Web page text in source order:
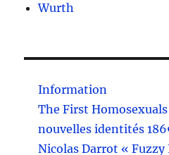
Wurth
Information
The First
nouvelles identités
Nicolas Darrot « Fuzzy